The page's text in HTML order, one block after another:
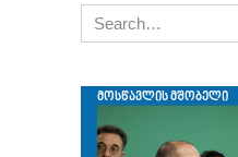
Search
for: